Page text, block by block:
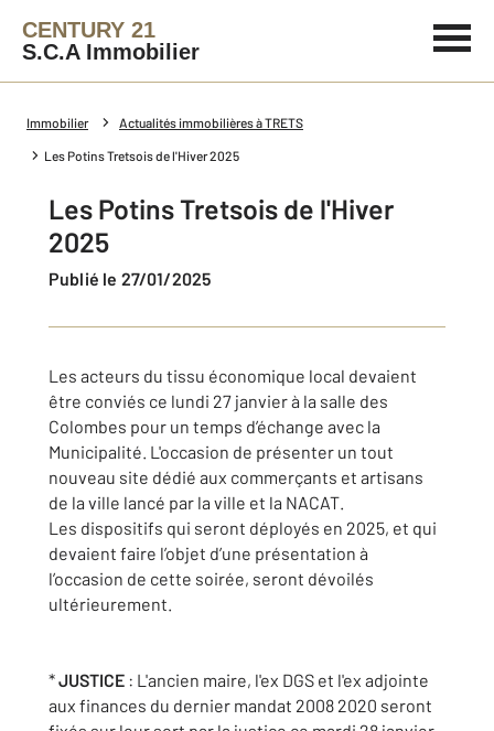
CENTURY 21
S.C.A Immobilier
Immobilier Actualités immobilières à TRETS
Les Potins Tretsois de l'Hiver 2025
Les Potins Tretsois de l'Hiver
2025
Publié le 27/01/2025
Les acteurs du tissu économique local devaient
être conviés ce lundi 27 janvier à la salle des
Colombes pour un temps d’échange avec la
Municipalité. L'occasion de présenter un tout
nouveau site dédié aux commerçants et artisans
de la ville lancé par la ville et la NACAT.
Les dispositifs qui seront déployés en 2025, et qui
devaient faire l’objet d’une présentation à
l’occasion de cette soirée, seront dévoilés
ultérieurement.
*JUSTICE : L'ancien maire, l'ex DGS et l'ex adjointe
aux finances du dernier mandat 2008 2020 seront